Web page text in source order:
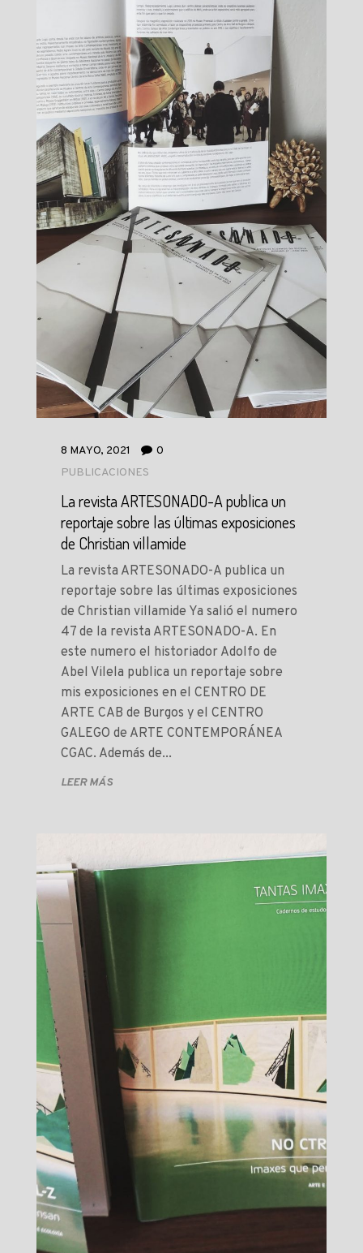
8 MAYO, 2021
0
PUBLICACIONES
La revista ARTESONADO-A publica un
reportaje sobre las últimas exposiciones
de Christian villamide
La revista ARTESONADO-A publica un
reportaje sobre las últimas exposiciones
de Christian villamide Ya salió el numero
47 de la revista ARTESONADO-A. En
este numero el historiador Adolfo de
Abel Vilela publica un reportaje sobre
mis exposiciones en el CENTRO DE
ARTE CAB de Burgos y el CENTRO
GALEGO de ARTE CONTEMPORÁNEA
CGAC. Además de...
LEER MÁS